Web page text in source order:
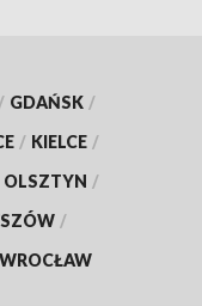
/ GDAŃSK /
/ KIELCE /
OLSZTYN /
/
WROCŁAW